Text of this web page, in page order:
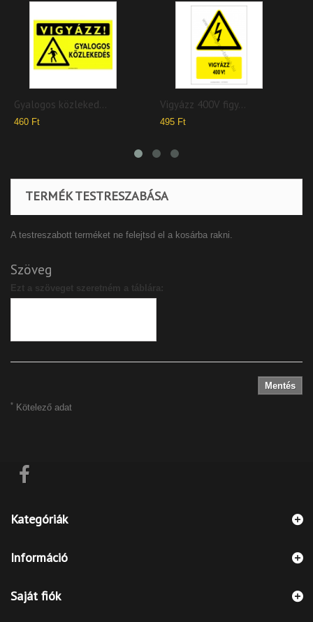
Vigyázz 400V figy...
495 Ft
400 V figyelmezte...
440 Ft
TERMÉK TESTRESZABÁSA
A testreszabott terméket ne felejtsd el a kosárba rakni.
Szöveg
Ezt a szöveget szeretném a táblára:
Mentés
* Kötelező adat
Kategóriák
Információ
Saját fiók